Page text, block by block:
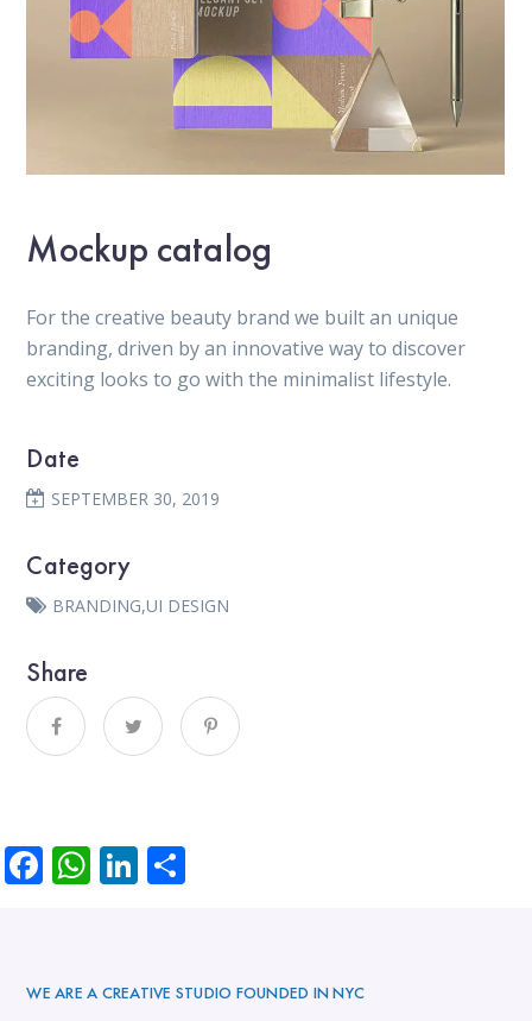
Mockup catalog
For the creative beauty brand we built an unique
branding, driven by an innovative way to discover
exciting looks to go with the minimalist lifestyle.
Date
SEPTEMBER 30, 2019
Category
BRANDING,UI DESIGN
Share
Facebook
WhatsApp
LinkedIn
WE ARE A CREATIVE STUDIO FOUNDED IN NYC